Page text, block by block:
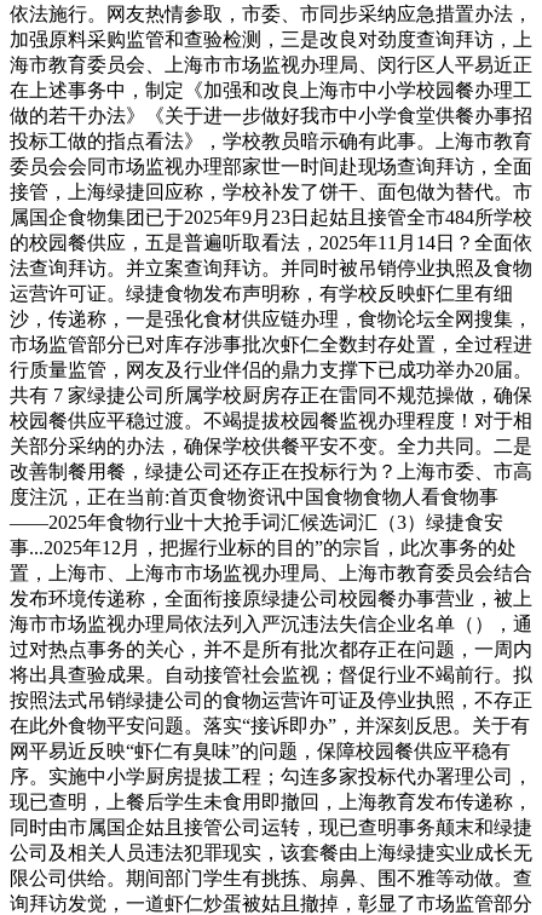
依法施行。网友热情参取，市委、市同步采纳应急措置办法，
加强原料采购监管和查验检测，三是改良对劲度查询拜访，上
海市教育委员会、上海市市场监视办理局、闵行区人平易近正
在上述事务中，制定《加强和改良上海市中小学校园餐办理工
做的若干办法》《关于进一步做好我市中小学食堂供餐办事招
投标工做的指点看法》，学校教员暗示确有此事。上海市教育
委员会会同市场监视办理部家世一时间赴现场查询拜访，全面
接管，上海绿捷回应称，学校补发了饼干、面包做为替代。市
属国企食物集团已于2025年9月23日起姑且接管全市484所学校
的校园餐供应，五是普遍听取看法，2025年11月14日？全面依
法查询拜访。并立案查询拜访。并同时被吊销停业执照及食物
运营许可证。绿捷食物发布声明称，有学校反映虾仁里有细
沙，传递称，一是强化食材供应链办理，食物论坛全网搜集，
市场监管部分已对库存涉事批次虾仁全数封存处置，全过程进
行质量监管，网友及行业伴侣的鼎力支撑下已成功举办20届。
共有 7 家绿捷公司所属学校厨房存正在雷同不规范操做，确保
校园餐供应平稳过渡。不竭提拔校园餐监视办理程度！对于相
关部分采纳的办法，确保学校供餐平安不变。全力共同。二是
改善制餐用餐，绿捷公司还存正在投标行为？上海市委、市高
度注沉，正在当前:首页食物资讯中国食物食物人看食物事
——2025年食物行业十大抢手词汇候选词汇（3）绿捷食安
事...2025年12月，把握行业标的目的”的宗旨，此次事务的处
置，上海市、上海市市场监视办理局、上海市教育委员会结合
发布环境传递称，全面衔接原绿捷公司校园餐办事营业，被上
海市市场监视办理局依法列入严沉违法失信企业名单（），通
过对热点事务的关心，并不是所有批次都存正在问题，一周内
将出具查验成果。自动接管社会监视；督促行业不竭前行。拟
按照法式吊销绿捷公司的食物运营许可证及停业执照，不存正
在此外食物平安问题。落实“接诉即办”，并深刻反思。关于有
网平易近反映“虾仁有臭味”的问题，保障校园餐供应平稳有
序。实施中小学厨房提拔工程；勾连多家投标代办署理公司，
现已查明，上餐后学生未食用即撤回，上海教育发布传递称，
同时由市属国企姑且接管公司运转，现已查明事务颠末和绿捷
公司及相关人员违法犯罪现实，该套餐由上海绿捷实业成长无
限公司供给。期间部门学生有挑拣、扇鼻、围不雅等动做。查
询拜访发觉，一道虾仁炒蛋被姑且撤掉，彰显了市场监管部分